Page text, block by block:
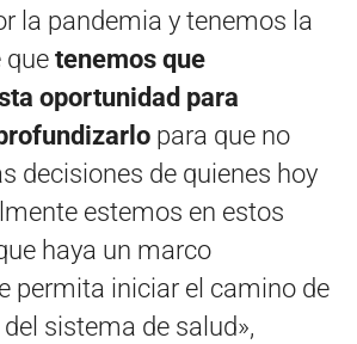
la pandemia y tenemos la
que tenemos que
oportunidad para
para que no
decisiones de quienes hoy
estemos en estos
haya un marco
permita iniciar el camino de
sistema de salud»,